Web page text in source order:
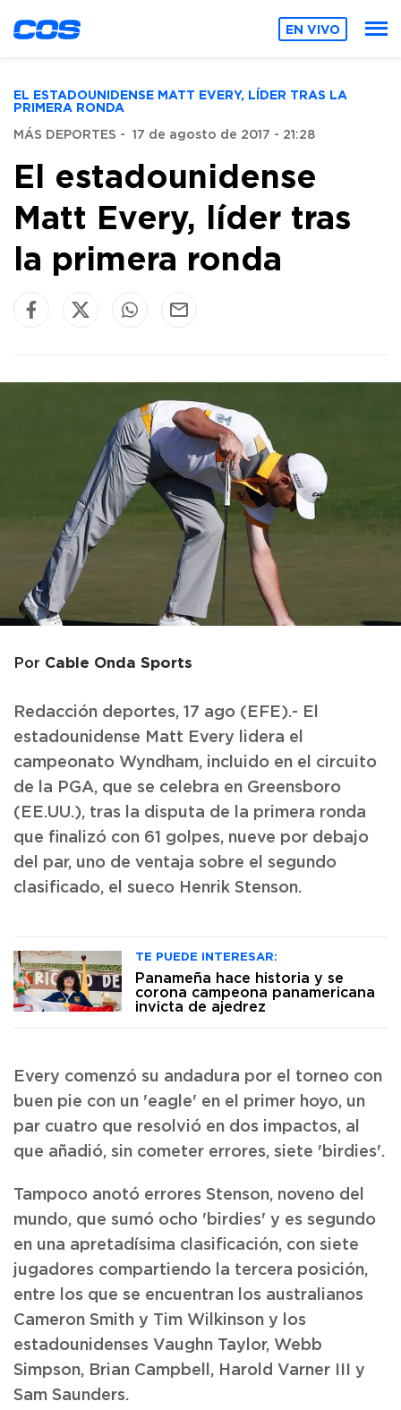
EN VIVO
EL ESTADOUNIDENSE MATT EVERY, LÍDER TRAS LA
PRIMERA RONDA
MÁS DEPORTES - 17 de agosto de 2017 - 21:28
El estadounidense
Matt Every, líder tras
la primera ronda
Por Cable Onda Sports
Redacción deportes, 17 ago (EFE).- El
estadounidense Matt Every lidera el
campeonato Wyndham, incluido en el circuito
de la PGA, que se celebra en Greensboro
(EE.UU.), tras la disputa de la primera ronda
que finalizó con 61 golpes, nueve por debajo
del par, uno de ventaja sobre el segundo
clasificado, el sueco Henrik Stenson.
TE PUEDE INTERESAR:
Panameña hace historia y se
corona campeona panamericana
invicta de ajedrez
Every comenzó su andadura por el torneo con
buen pie con un 'eagle' en el primer hoyo, un
par cuatro que resolvió en dos impactos, al
que añadió, sin cometer errores, siete 'birdies'.
Tampoco anotó errores Stenson, noveno del
mundo, que sumó ocho 'birdies' y es segundo
en una apretadísima clasificación, con siete
jugadores compartiendo la tercera posición,
entre los que se encuentran los australianos
Cameron Smith y Tim Wilkinson y los
estadounidenses Vaughn Taylor, Webb
Simpson, Brian Campbell, Harold Varner III y
Sam Saunders.